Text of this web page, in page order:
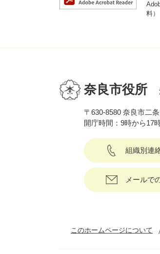
料）
奈良市役所
〒630-8580 奈良市二
開庁時間：9時から17
組織別連
メールで
このホームページについて